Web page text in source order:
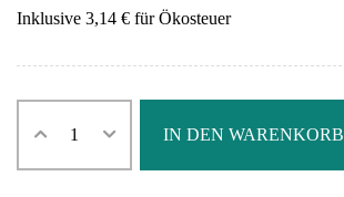
Inklusive 3,14 € für Ökosteuer
IN DEN WARENKORB